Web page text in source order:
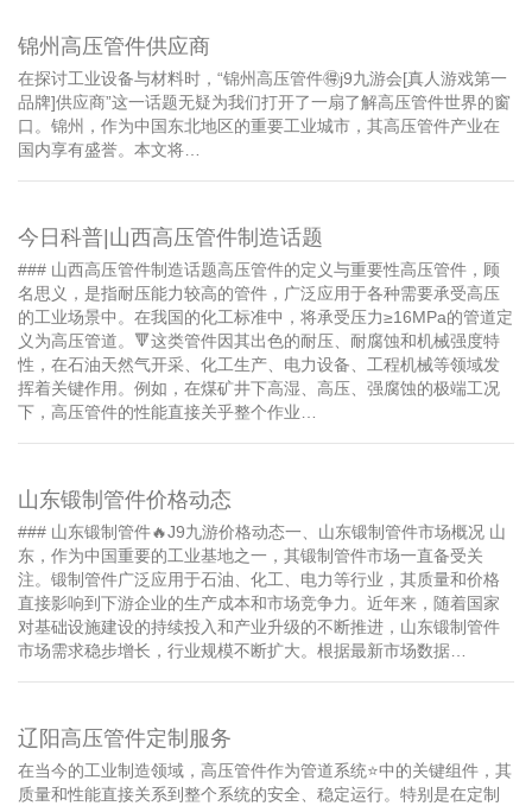
锦州高压管件供应商
在探讨工业设备与材料时，“锦州高压管件🉐j9九游会[真人游戏第一
品牌]供应商”这一话题无疑为我们打开了一扇了解高压管件世界的窗
口。锦州，作为中国东北地区的重要工业城市，其高压管件产业在
国内享有盛誉。本文将…
今日科普|山西高压管件制造话题
### 山西高压管件制造话题高压管件的定义与重要性高压管件，顾
名思义，是指耐压能力较高的管件，广泛应用于各种需要承受高压
的工业场景中。在我国的化工标准中，将承受压力≥16MPa的管道定
义为高压管道。🔻这类管件因其出色的耐压、耐腐蚀和机械强度特
性，在石油天然气开采、化工生产、电力设备、工程机械等领域发
挥着关键作用。例如，在煤矿井下高湿、高压、强腐蚀的极端工况
下，高压管件的性能直接关乎整个作业…
山东锻制管件价格动态
### 山东锻制管件🔥J9九游价格动态一、山东锻制管件市场概况 山
东，作为中国重要的工业基地之一，其锻制管件市场一直备受关
注。锻制管件广泛应用于石油、化工、电力等行业，其质量和价格
直接影响到下游企业的生产成本和市场竞争力。近年来，随着国家
对基础设施建设的持续投入和产业升级的不断推进，山东锻制管件
市场需求稳步增长，行业规模不断扩大。根据最新市场数据…
辽阳高压管件定制服务
在当今的工业制造领域，高压管件作为管道系统⭐️中的关键组件，其
质量和性能直接关系到整个系统的安全、稳定运行。特别是在定制